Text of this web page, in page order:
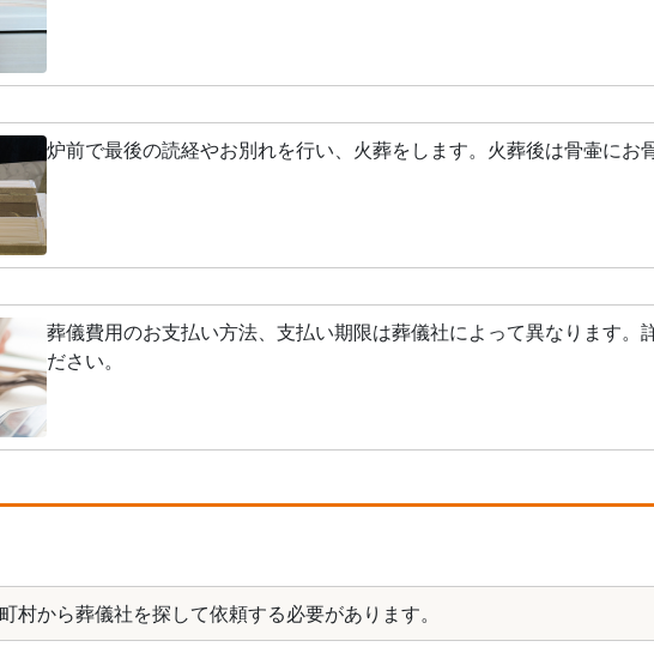
炉前で最後の読経やお別れを行い、火葬をします。火葬後は骨壷にお
葬儀費用のお支払い方法、支払い期限は葬儀社によって異なります。
ださい。
から葬儀社を探して依頼する必要があります。